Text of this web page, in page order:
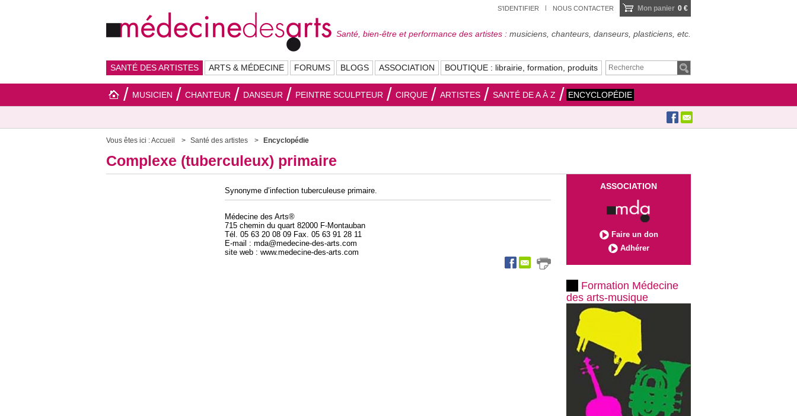
S'IDENTIFIER NOUS CONTACTER Mon panier 0 €
Santé, bien-être et performance des artistes : musiciens, chanteurs, danseurs, plasticiens, etc.
SANTÉ DES ARTISTES ARTS & MÉDECINE FORUMS BLOGS ASSOCIATION BOUTIQUE : librairie, formation, produits
MUSICIEN CHANTEUR DANSEUR PEINTRE SCULPTEUR CIRQUE ARTISTES SANTÉ DE A À Z ENCYCLOPÉDIE
Vous êtes ici :Accueil Santé des artistes Encyclopédie
Complexe (tuberculeux) primaire
Synonyme d’infection tuberculeuse primaire.
Médecine des Arts®
715 chemin du quart 82000 F-Montauban
Tél. 05 63 20 08 09 Fax. 05 63 91 28 11
E-mail : mda@medecine-des-arts.com
site web : www.medecine-des-arts.com
ASSOCIATION
Faire un don
Adhérer
Formation Médecine
des arts-musique